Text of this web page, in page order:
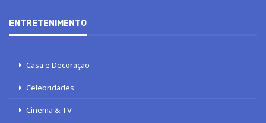
ENTRETENIMENTO
Casa e Decoração
Celebridades
Cinema & TV